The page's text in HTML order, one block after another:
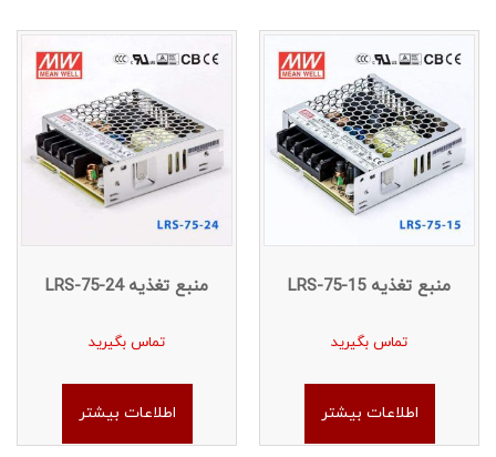
منبع تغذیه LRS-75-15
تماس بگیرید
اطلاعات بیشتر
منبع تغذیه LRS-75-24
تماس بگیرید
اطلاعات بیشتر